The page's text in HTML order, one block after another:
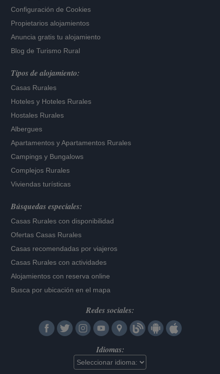
Configuración de Cookies
Propietarios alojamientos
Anuncia gratis tu alojamiento
Blog de Turismo Rural
Tipos de alojamiento:
Casas Rurales
Hoteles y Hoteles Rurales
Hostales Rurales
Albergues
Apartamentos yApartamentos Rurales
Campings y Bungalows
Complejos Rurales
Viviendas turísticas
Búsquedas especiales:
Casas Rurales con disponibilidad
Ofertas Casas Rurales
Casas recomendadas por viajeros
Casas Rurales con actividades
Alojamientos con reserva online
Busca por ubicación en el mapa
Redes sociales:
Idiomas: